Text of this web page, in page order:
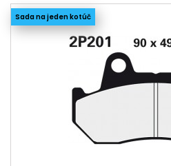
Sada na jeden kotúč